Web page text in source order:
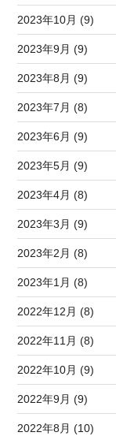
2023年10月 (9)
2023年9月 (9)
2023年8月 (9)
2023年7月 (8)
2023年6月 (9)
2023年5月 (9)
2023年4月 (8)
2023年3月 (9)
2023年2月 (8)
2023年1月 (8)
2022年12月 (8)
2022年11月 (8)
2022年10月 (9)
2022年9月 (9)
2022年8月 (10)